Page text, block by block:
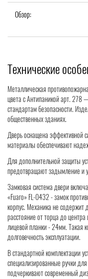
Обзор:
Технические
Металлическая
цвета с Антипаникой арт. 278
стандартам безопасности.
общественных зданиях.
Дверь оснащена эффективной
материалы обеспечивают
Для дополнительной защиты
предотвращают задымление и
Замковая система двери
«Fuaro» FL-0432 - замок
корпус. Механика не
расстояние от торца до
лицевой планки - 24мм. Такая
долговечность эксплуатации.
В стандартной комплектации
специализированные ручки
подчеркивают современный